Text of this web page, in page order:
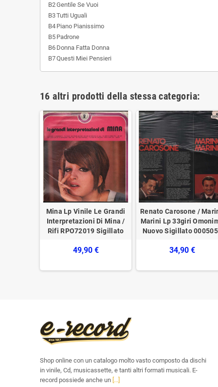
B2Gentile Se Vuoi
B3Tutti Uguali
B4 Piano Pianissimo
B5 Padrone
B6 Donna Fatta Donna
B7Questi Miei Pensieri
16 altri prodotti della stessa categoria:
Mina Lp Vinile Le Grandi
Interpretazioni Di Mina /
Rifi RPO72019 Sigillato
49,90 €
Renato Carosone /
Marini Lp 33giri
Nuovo Sigillato
34,90 €
Shop online con un catalogo molto vasto composto da dischi
in vinile, Cd, musicassette, e tanti altri formati musicali. E-
record possiede anche un [...]